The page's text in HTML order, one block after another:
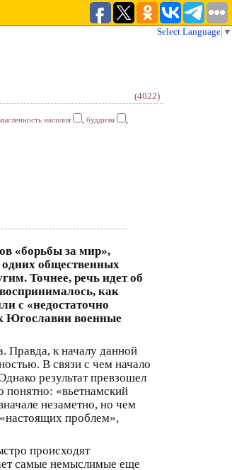
Select Language ▼
(4022)
насилия , буддизм ,
«борьбы за мир»,
одних общественных
Точнее, речь идет об
как
с «недостаточно
Югославии военные
Правда, к началу данной
В связи с чем начало
результат превзошел
понятно: «вьетнамский
незаметно, но чем
проблем»,
происходят
самые немыслимые еще